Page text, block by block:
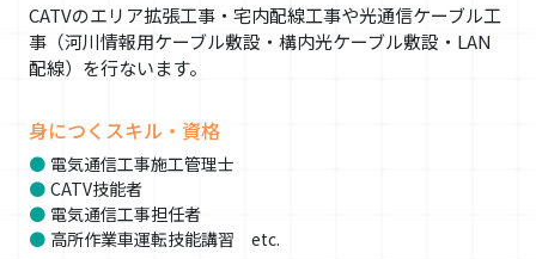
CATVのエリア拡張工事・宅内配線工事や光通信ケーブル工
事（河川情報用ケーブル敷設・構内光ケーブル敷設・LAN
配線）を行ないます。
身につくスキル・資格
電気通信工事施工管理士
CATV技能者
電気通信工事担任者
高所作業車運転技能講習 etc.